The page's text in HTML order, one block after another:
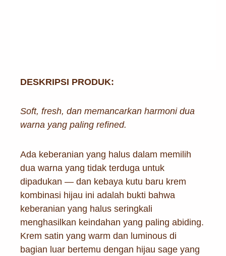
DESKRIPSI PRODUK:
Soft, fresh, dan memancarkan harmoni dua
warna yang paling refined.
Ada keberanian yang halus dalam memilih
dua warna yang tidak terduga untuk
dipadukan — dan kebaya kutu baru krem
kombinasi hijau ini adalah bukti bahwa
keberanian yang halus seringkali
menghasilkan keindahan yang paling abiding.
Krem satin yang warm dan luminous di
bagian luar bertemu dengan hijau sage yang